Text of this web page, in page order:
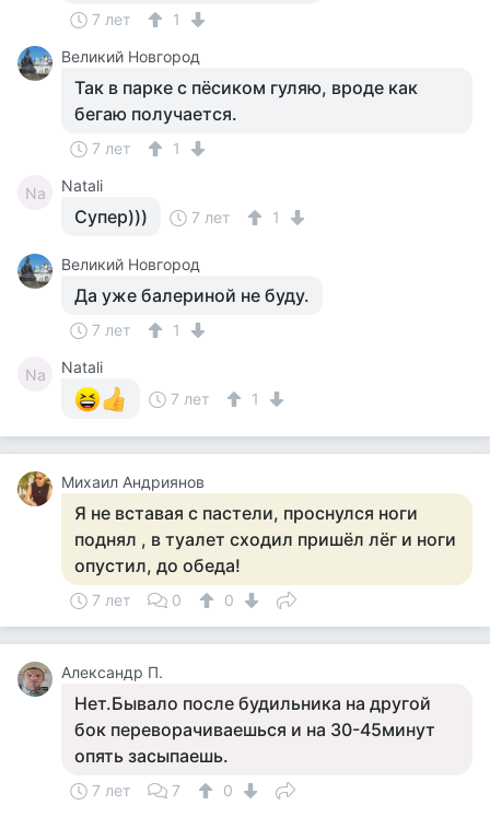
7 лет
1
Великий Новгород
Так в парке с пёсиком гуляю, вроде как
бегаю получается.
7 лет 1
Na Natali
Супер))) 7 лет 1
Великий Новгород
Да уже балериной не буду.
7 лет 1
Na
Natali
7 лет
1
Михаил Андриянов
Я не вставая с пастели, проснулся ноги
поднял , в туалет сходил пришёл лёг и ноги
опустил, до обеда!
7 лет 0 0
Александр П.
Нет.Бывало после будильника на другой
бок переворачиваешься и на 30-45минут
опять засыпаешь.
7 лет 7 0